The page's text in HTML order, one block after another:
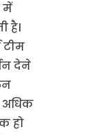
में
है।
देने
हो